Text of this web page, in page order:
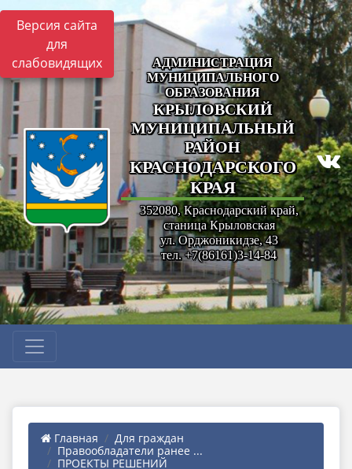
Версия сайта
для
слабовидящих
АДМИНИСТРАЦИЯ
МУНИЦИПАЛЬНОГО
ОБРАЗОВАНИЯ
КРЫЛОВСКИЙ
МУНИЦИПАЛЬНЫЙ
РАЙОН
КРАСНОДАРСКОГО
КРАЯ
352080, Краснодарский край,
станица Крыловская
ул. Орджоникидзе, 43
тел. +7(86161)3-14-84
Главная
Для граждан
Правообладатели ранее ...
ПРОЕКТЫ РЕШЕНИЙ